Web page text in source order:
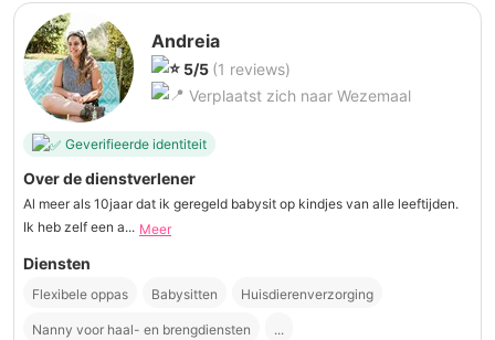
Andreia
5/5 (1 reviews)
Verplaatst zich naar Wezemaal
Geverifieerde identiteit
Over de dienstverlener
Al meer als 10jaar dat ik geregeld babysit op kindjes van alle leeftijden.
Ik heb zelf een a... Meer
Diensten
Flexibele oppas Babysitten Huisdierenverzorging
Nanny voor haal- en brengdiensten ...